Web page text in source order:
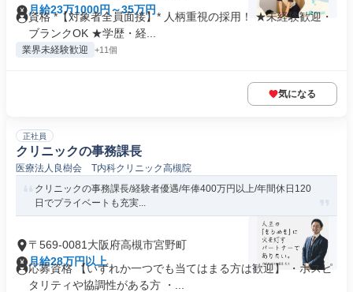
月給23万1000円～35万円
資格 *【対象者全員面接】* 人柄重視の採用！ ★未経験歓迎・
ブランクOK ★学歴・経...
業界未経験歓迎 +11個
気になる
正社員
クリニックの事務課長
医療法人良樹会 T内科クリニック高槻院
クリニックの事務課長/経験者優遇/年俸400万円以上/年間休日120
日でプライベートも充実...
〒569-0081大阪府高槻市宮野町
月給28万円以上
応募資格 【いずれか一つでも当てはまる方は歓迎】 ・ホスピ
タリティや協調性がある方 ・...